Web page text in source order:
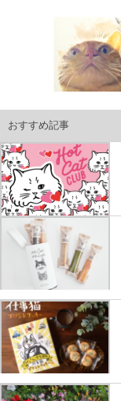
おすすめ記事